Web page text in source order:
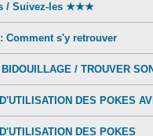
/ Suivez-les ★★★
Comment s'y retrouver‎
/ TROUVER
DES POKES
DES POKES